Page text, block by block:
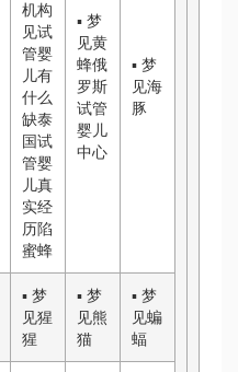
机构
见试
管婴
儿有
什么
缺泰
国试
管婴
儿真
实经
历陷
蜜蜂
▪ 梦
见黄
蜂俄
罗斯
试管
婴儿
中心
▪ 梦
见海
豚
▪ 梦
见猩
猩
▪ 梦
见熊
猫
▪ 梦
见蝙
蝠